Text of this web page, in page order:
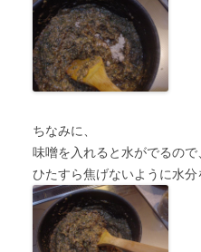
ちなみに、
味噌を入れると水がでるので、
ひたすら焦げないように水分